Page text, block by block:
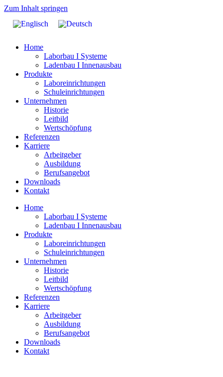
Zum Inhalt springen
Home
Laborbau I Systeme
Ladenbau I Innenausbau
Produkte
Laboreinrichtungen
Schuleinrichtungen
Unternehmen
Historie
Leitbild
Wertschöpfung
Referenzen
Karriere
Arbeitgeber
Ausbildung
Berufsangebot
Downloads
Kontakt
Home
Laborbau I Systeme
Ladenbau I Innenausbau
Produkte
Laboreinrichtungen
Schuleinrichtungen
Unternehmen
Historie
Leitbild
Wertschöpfung
Referenzen
Karriere
Arbeitgeber
Ausbildung
Berufsangebot
Downloads
Kontakt